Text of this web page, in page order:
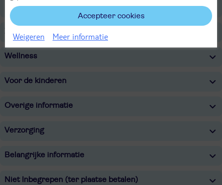
Faciliteiten
Wellness
Voor de kinderen
Overige informatie
Verzorging
Belangrijke informatie
Niet Inbegrepen (ter plaatse betalen)
Accepteer cookies
Weigeren Meer informatie